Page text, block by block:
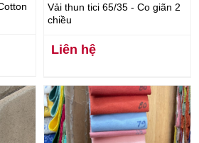
Vải thun tici 65/35 - Co giãn 2
chiều
Liên hệ